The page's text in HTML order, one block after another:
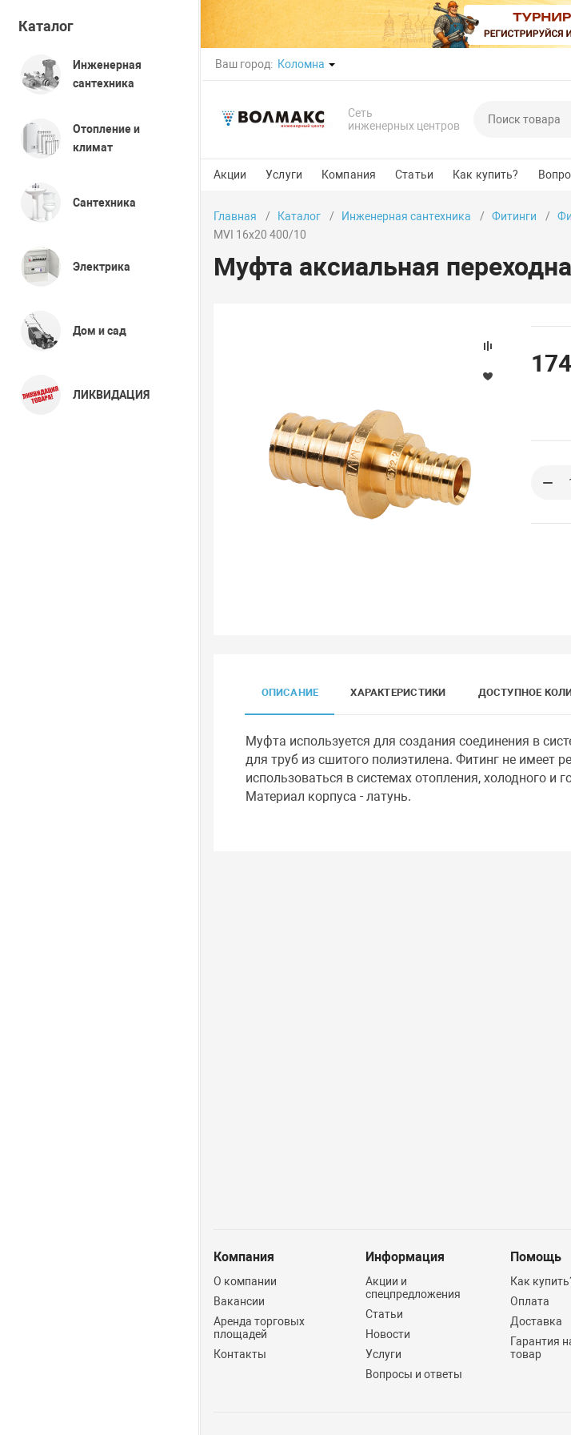
Ваш город: Коломна
Сеть
инженерных центров
Акции Услуги Компания Статьи Как купить?
Каталог
Инженерная
сантехника
Отопление и
климат
Сантехника
Электрика
Дом и сад
ЛИКВИДАЦИЯ
Главная Каталог Инженерная сантехника Фитинги
MVI 16х20 400/10
Муфта аксиальная
ОПИСАНИЕ ХАРАКТЕРИСТИКИ ДОСТУПНОЕ
Муфта используется для создания соединения в
для труб из сшитого полиэтилена. Фитинг не имеет
использоваться в системах отопления, холодного и
Материал корпуса - латунь.
Компания
О компании
Вакансии
Аренда торговых
площадей
Контакты
Информация
Акции и
спецпредложения
Статьи
Новости
Услуги
Вопросы и ответы
Помощь
Как
Оплата
Доставка
Гарантия
товар